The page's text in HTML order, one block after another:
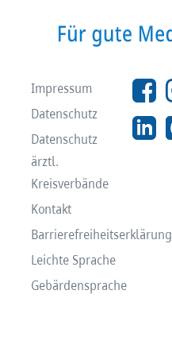
Recht
meineBLÄK
Recht
meineBLÄK
Impressum
Datenschutz
Datenschutz
ärztl.
Kreisverbände
Kontakt
Barrierefreiheitserklärung
Leichte Sprache
Gebärdensprache